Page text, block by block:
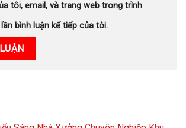
tôi, email, và trang web trong trình
bình luận kế tiếp của tôi.